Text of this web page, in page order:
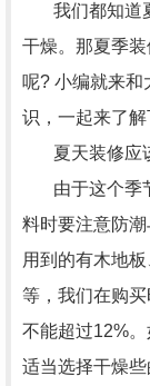
我们都知道夏
干燥。那夏季
呢? 小编就来和
识，一起来了解
夏天装修应
由于这个季
料时要注意防
用到的有木地
等，我们在购
不能超过12%
适当选择干燥